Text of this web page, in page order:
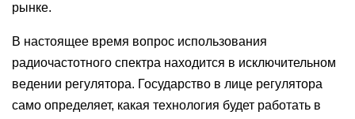
рынке.
В настоящее время вопрос использования
радиочастотного спектра находится в исключительном
ведении регулятора. Государство в лице регулятора
само определяет, какая технология будет работать в